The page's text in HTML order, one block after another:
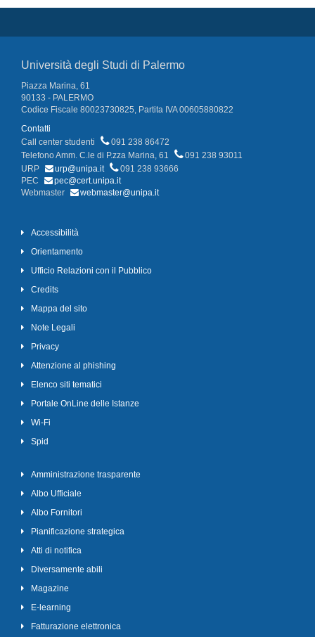
Università degli Studi di Palermo
Piazza Marina, 61
90133 - PALERMO
Codice Fiscale 80023730825, Partita IVA 00605880822
Contatti
Call center studenti
091 238 86472
Telefono Amm. C.le di P.zza Marina, 61
091 238 93011
URP
urp@unipa.it
091 238 93666
PEC
pec@cert.unipa.it
Webmaster
webmaster@unipa.it
Accessibilità
Orientamento
Ufficio Relazioni con il Pubblico
Credits
Mappa del sito
Note Legali
Privacy
Attenzione al phishing
Elenco siti tematici
Portale OnLine delle Istanze
Wi-Fi
Spid
Amministrazione trasparente
Albo Ufficiale
Albo Fornitori
Pianificazione strategica
Atti di notifica
Diversamente abili
Magazine
E-learning
Fatturazione elettronica